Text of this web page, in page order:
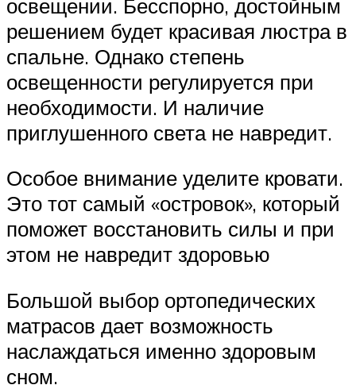
освещении. Бесспорно, достойным
решением будет красивая люстра в
спальне. Однако степень
освещенности регулируется при
необходимости. И наличие
приглушенного света не навредит.
Особое внимание уделите кровати.
Это тот самый «островок», который
поможет восстановить силы и при
этом не навредит здоровью
Большой выбор ортопедических
матрасов дает возможность
наслаждаться именно здоровым
сном.